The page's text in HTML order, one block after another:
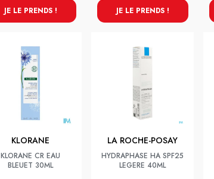
JE LE PRENDS ! JE LE PRENDS !
KLORANE
KLORANE CR EAU
BLEUET 30ML
LA ROCHE-POSAY
HYDRAPHASE HA SPF25
LEGERE 40ML